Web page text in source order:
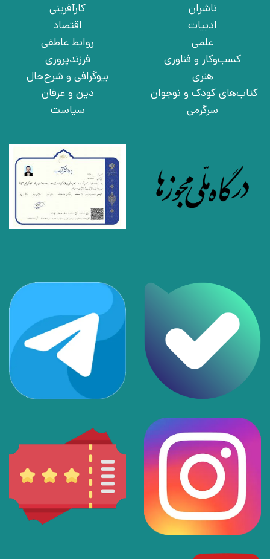
ناشران
ادبیات
علمی
کسب‌وکار و فناوری
هنری
کتاب‌های کودک و نوجوان
سرگرمی
کارآفرینی
اقتصاد
روابط عاطفی
فرزندپروری
بیوگرافی و شرح‌حال
دین و عرفان
سیاست